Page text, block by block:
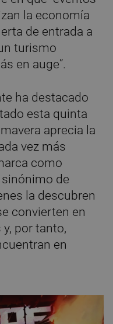
la economía
de entrada a
turismo
en auge”.
ha destacado
esta quinta
aprecia la
vez más
como
sinónimo de
la descubren
convierten en
por tanto,
en